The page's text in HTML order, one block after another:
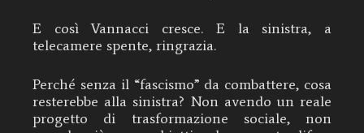
E così Vannacci cresce. E la sinistra, a
telecamere spente, ringrazia.
Perché senza il “fascismo” da combattere, cosa
resterebbe alla sinistra? Non avendo un reale
progetto di trasformazione sociale, non